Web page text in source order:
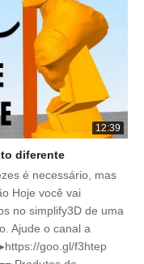
12:39
diferente
é necessário, mas
Hoje você vai
no simplify3D de uma
Ajude o canal a
goo.gl/f3htep